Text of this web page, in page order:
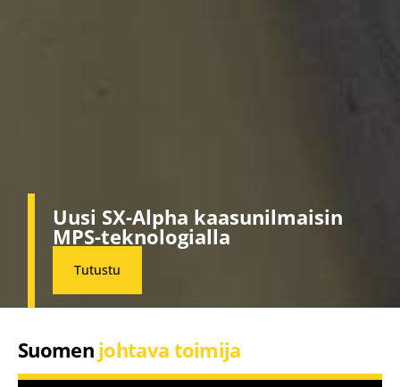
Uusi SX-Alpha kaasunilmaisin
MPS-teknologialla
Tutustu
Suomen johtava toimija